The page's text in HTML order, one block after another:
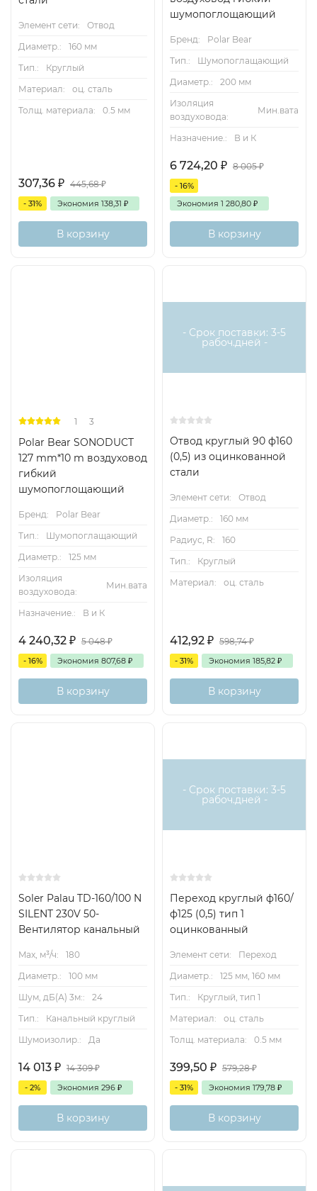
Элемент сети:
Отвод
Диаметр.:
160 мм
Тип.:
Круглый
Материал:
оц. сталь
Толщ. материала:
0.5 мм
307,36 ₽ 445,68₽
- 31% Экономия 138,31 ₽
В корзину
шумопоглощающий
Бренд:
Polar Bear
Тип.:
Шумопоглащающий
Диаметр.:
200 мм
Изоляция
воздуховода:
Мин.вата
Назначение.: В и К
6 724,20 ₽ 8 005₽
- 16%
Экономия 1 280,80 ₽
В корзину
1 3
Polar Bear SONODUCT
127 mm*10 m воздуховод
гибкий
шумопоглощающий
Бренд:
Polar Bear
Тип.:
Шумопоглащающий
Диаметр.:
125 мм
Изоляция
воздуховода:
Мин.вата
Назначение.: В и К
4 240,32 ₽ 5 048₽
- 16% Экономия 807,68 ₽
В корзину
- Срок поставки: 3-5
рабоч.дней -
Отвод круглый 90 ф160
(0,5) из оцинкованной
стали
Элемент сети:
Отвод
Диаметр.:
160 мм
Радиус, R:
160
Тип.:
Круглый
Материал:
оц. сталь
412,92 ₽ 598,74₽
- 31% Экономия 185,82 ₽
В корзину
Soler Palau TD-160/100 N
SILENT 230V 50-
Вентилятор канальный
Max, м³/ч:
180
Диаметр.:
100 мм
Шум, дБ(А) 3м::
24
Тип.:
Канальный круглый
Шумоизолир.:
Да
14 013 ₽ 14 309₽
- 2% Экономия 296 ₽
В корзину
- Срок поставки: 3-5
рабоч.дней -
Переход круглый ф160/
ф125 (0,5) тип 1
оцинкованный
Элемент сети:
Переход
Диаметр.:
125 мм, 160 мм
Тип.:
Круглый, тип 1
Материал:
оц. сталь
Толщ. материала:
0.5 мм
399,50 ₽ 579,28₽
- 31% Экономия 179,78 ₽
В корзину